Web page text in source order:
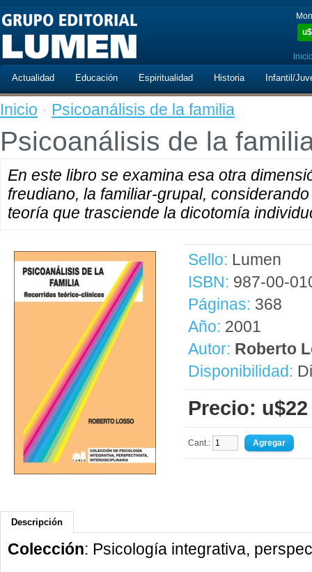
u$
Actualidad Educación Espiritualidad Historia Infantil/
Inicio · Psicoanálisis de la familia
Psicoanálisis de la
En este libro se examina esa otra
freudiano, la familiar-grupal,
teoría que trasciende la dicotomía
Sello: Lumen
ISBN: 987-00-
Páginas: 368
Año: 2001
Autor: Roberto
Disponibilidad:
Precio: u$22
Cant.:
Descripción
Colección: Psicología integrativa,